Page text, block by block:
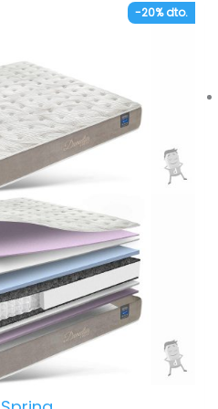
e independencia de
de 20 mm en la parte
una alta
de durmiente.
de alta densidad y
Proporcionan
una bañera HR de alta
el núcleo.
acolchado en los
tratados
la aparición de
en la funda. Previene
hongos y bacterias.
-20% dto.